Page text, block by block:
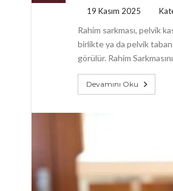
19 Kasım 2025
Rahim sarkması, pelvik
birlikte ya da pelvik taban
görülür. Rahim
Devamını Oku